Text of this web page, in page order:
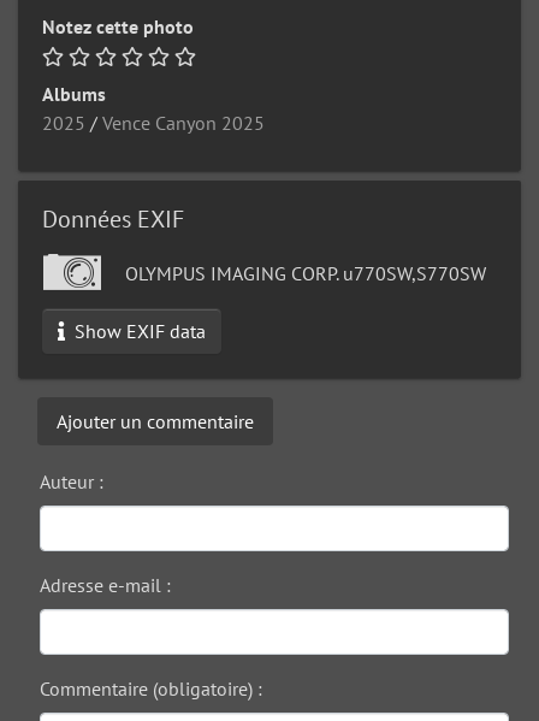
Notez cette photo
Albums
2025 / Vence Canyon 2025
Données EXIF
OLYMPUS IMAGING CORP. u770SW,S770SW
Show EXIF data
Ajouter un commentaire
Auteur :
Adresse e-mail :
Commentaire (obligatoire) :